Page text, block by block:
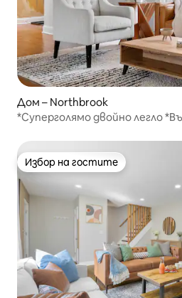
Дом – Northbrook
*Суперголямо двойно легло
Избор на гостите
Избор на гостите